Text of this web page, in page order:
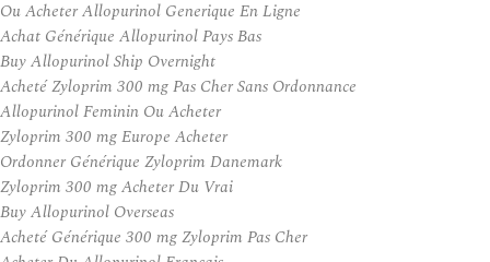
Ou Acheter Allopurinol Generique En Ligne
Achat Générique Allopurinol Pays Bas
Buy Allopurinol Ship Overnight
Acheté Zyloprim 300 mg Pas Cher Sans Ordonnance
Allopurinol Feminin Ou Acheter
Zyloprim 300 mg Europe Acheter
Ordonner Générique Zyloprim Danemark
Zyloprim 300 mg Acheter Du Vrai
Buy Allopurinol Overseas
Acheté Générique 300 mg Zyloprim Pas Cher